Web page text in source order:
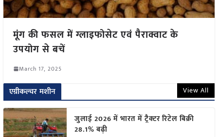
मूंग की फसल में ग्लाइफोसेट एवं पैराक्वाट के
उपयोग से बचें
March 17, 2025
एग्रीकल्चर मशीन View All
जुलाई 2026 में भारत में ट्रैक्टर रिटेल बिक्री
28.1% बढ़ी